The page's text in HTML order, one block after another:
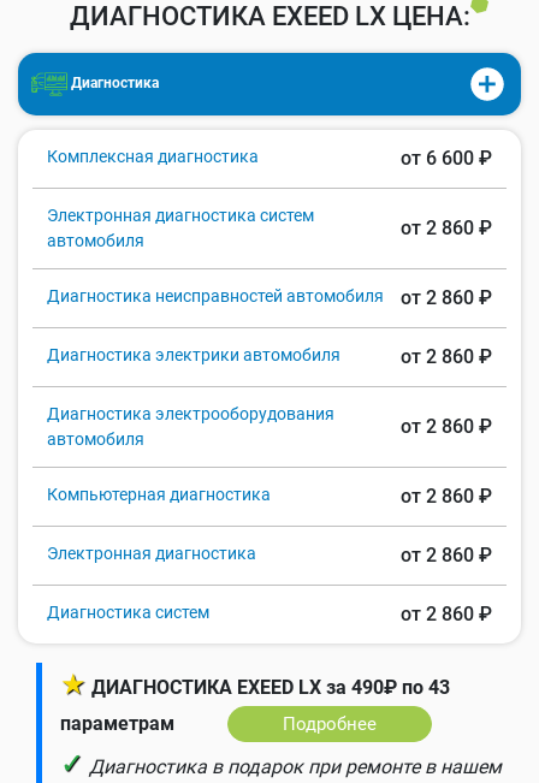
ДИАГНОСТИКА EXEED LX ЦЕНА:
Диагностика
Комплексная диагностика от 6 600 ₽
Электронная диагностика систем
автомобиля
от 2 860 ₽
Диагностика неисправностей автомобиля от 2 860 ₽
Диагностика электрики автомобиля от 2 860 ₽
Диагностика электрооборудования
автомобиля
от 2 860 ₽
Компьютерная диагностика от 2 860 ₽
Электронная диагностика от 2 860 ₽
Диагностика систем от 2 860 ₽
★ ДИАГНОСТИКА EXEED LX за 490₽ по 43
параметрам
Подробнее
✓ Диагностика в подарок при ремонте в нашем